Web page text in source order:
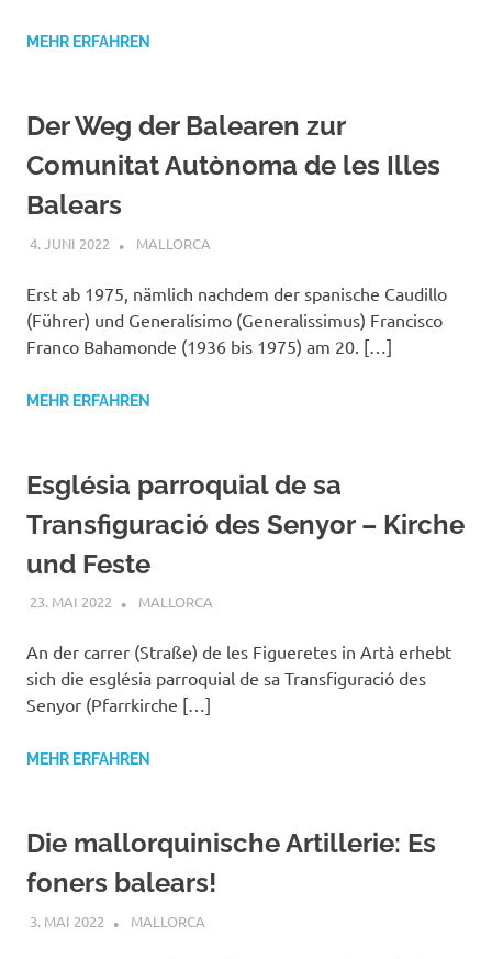
MEHR ERFAHREN
Der Weg der Balearen zur
Comunitat Autònoma de les Illes
Balears
4. JUNI 2022 MAILBOX59846
MALLORCA
Erst ab 1975, nämlich nachdem der spanische Caudillo
(Führer) und Generalísimo (Generalissimus) Francisco
Franco Bahamonde (1936 bis 1975) am 20. […]
MEHR ERFAHREN
Església parroquial de sa
Transfiguració des Senyor – Kirche
und Feste
23. MAI 2022 MAILBOX59846
MALLORCA
An der carrer (Straße) de les Figueretes in Artà erhebt
sich die església parroquial de sa Transfiguració des
Senyor (Pfarrkirche […]
MEHR ERFAHREN
Die mallorquinische Artillerie: Es
foners balears!
3. MAI 2022 MAILBOX59846
MALLORCA